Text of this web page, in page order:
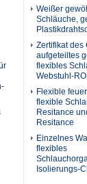
Weißer
Schläuche,
Zertifikat des
aufgeteiltes
flexibles
Webstuhl-
Flexible
flexible
Resitance
Resitance
Einzelnes
flexibles
Isolierungs-